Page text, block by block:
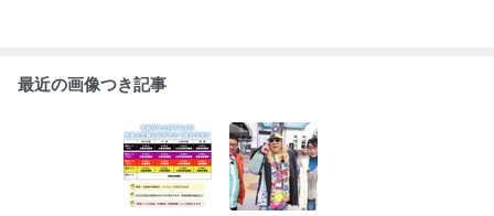
最近の画像つき記事